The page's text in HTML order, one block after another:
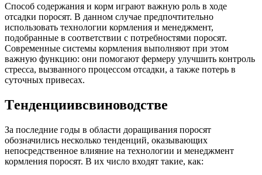
Способ содержания и корм играют важную роль в ходе
отсадки поросят. В данном случае предпочтительно
использовать технологии кормления и менеджмент,
подобранные в соответствии с потребностями поросят.
Современные системы кормления выполняют при этом
важную функцию: они помогают фермеру улучшить контроль
стресса, вызванного процессом отсадки, а также потерь в
суточных привесах.
Tенденциивсвиноводстве
За последние годы в области доращивания поросят
обозначились несколько тенденций, оказывающих
непосредственное влияние на технологии и менеджмент
кормления поросят. В их число входят такие, как: